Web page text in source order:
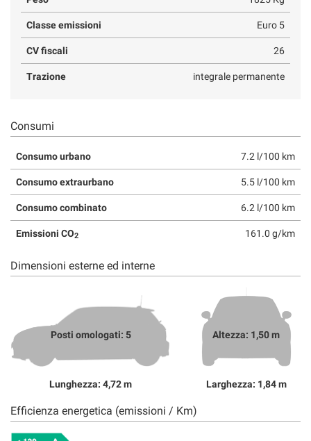
Classe emissioni Euro 5
CV fiscali 26
Trazione integrale permanente
Consumi
Consumo urbano 7.2 l/100 km
Consumo extraurbano 5.5 l/100 km
Consumo combinato 6.2 l/100 km
Emissioni CO2 161.0 g/km
Dimensioni esterne ed interne
Posti omologati: 5
Lunghezza: 4,72 m
Altezza: 1,50 m
Larghezza: 1,84 m
Efficienza energetica (emissioni / Km)